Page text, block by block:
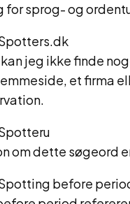
for sprog- og
jeg ikke finde
et firma
om dette søgeord
before